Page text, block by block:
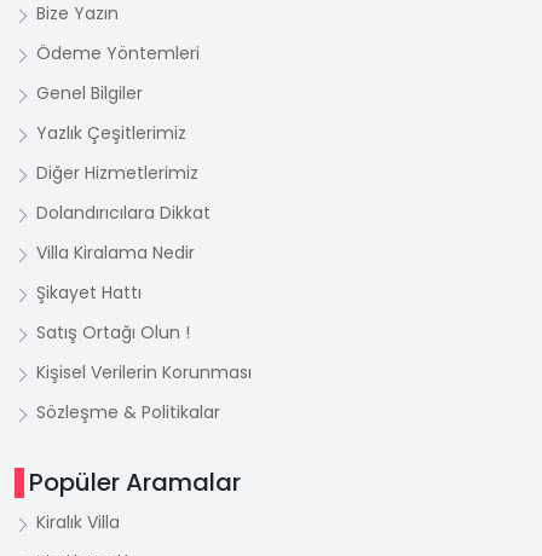
Bize Yazın
Ödeme Yöntemleri
Genel Bilgiler
Yazlık Çeşitlerimiz
Diğer Hizmetlerimiz
Dolandırıcılara Dikkat
Villa Kiralama Nedir
Şikayet Hattı
Satış Ortağı Olun !
Kişisel Verilerin Korunması
Sözleşme & Politikalar
Popüler Aramalar
Kiralık Villa